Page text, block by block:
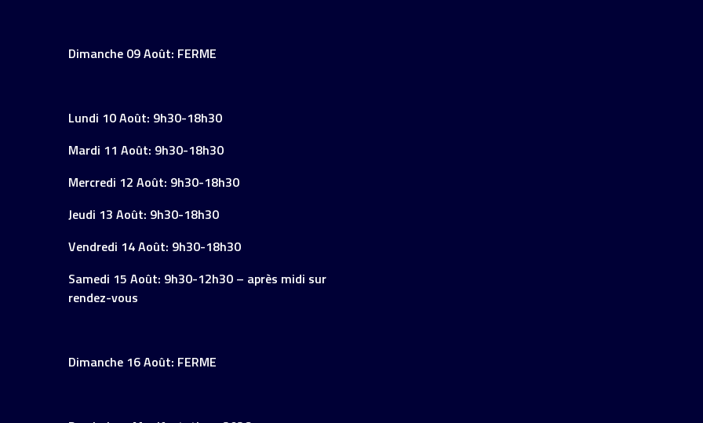
Dimanche 09 Août: FERME
Lundi 10 Août: 9h30-18h30
Mardi 11 Août: 9h30-18h30
Mercredi 12 Août: 9h30-18h30
Jeudi 13 Août: 9h30-18h30
Vendredi 14 Août: 9h30-18h30
Samedi 15 Août: 9h30-12h30 – après midi sur
rendez-vous
Dimanche 16 Août: FERME